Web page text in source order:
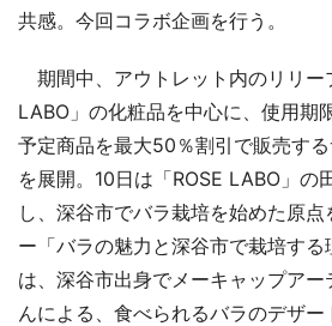
共感。今回コラボ企画を行う。
期間中、アウトレット内のリリー
LABO」の化粧品を中心に、使用期
予定商品を最大50％割引で販売す
を展開。10日は「ROSE LABO」の
し、深谷市でバラ栽培を始めた原
ー「バラの魅力と深谷市で栽培する
は、深谷市出身でメーキャップアー
んによる、食べられるバラのデザ